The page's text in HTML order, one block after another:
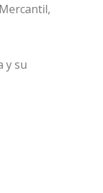
y su